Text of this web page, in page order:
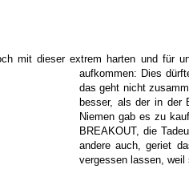
mit dieser extrem harten und für
aufkommen: Dies
das geht nicht
besser, als der in der
Niemen gab es zu
BREAKOUT, die
andere auch, geriet
vergessen lassen, weil